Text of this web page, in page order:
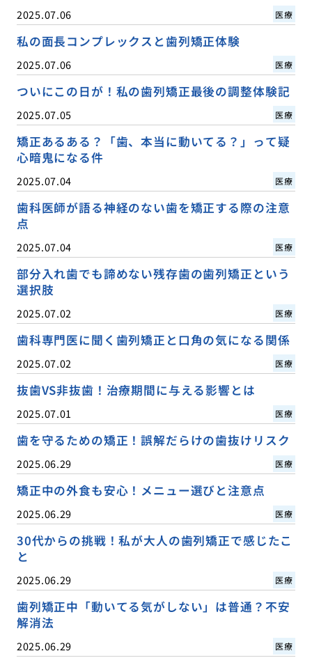
2025.07.06 医療
私の面長コンプレックスと歯列矯正体験
2025.07.06 医療
ついにこの日が！私の歯列矯正最後の調整体験記
2025.07.05 医療
矯正あるある？「歯、本当に動いてる？」って疑
心暗鬼になる件
2025.07.04 医療
歯科医師が語る神経のない歯を矯正する際の注意
点
2025.07.04 医療
部分入れ歯でも諦めない残存歯の歯列矯正という
選択肢
2025.07.02 医療
歯科専門医に聞く歯列矯正と口角の気になる関係
2025.07.02 医療
抜歯VS非抜歯！治療期間に与える影響とは
2025.07.01 医療
歯を守るための矯正！誤解だらけの歯抜けリスク
2025.06.29 医療
矯正中の外食も安心！メニュー選びと注意点
2025.06.29 医療
30代からの挑戦！私が大人の歯列矯正で感じたこ
と
2025.06.29 医療
歯列矯正中「動いてる気がしない」は普通？不安
解消法
2025.06.29 医療